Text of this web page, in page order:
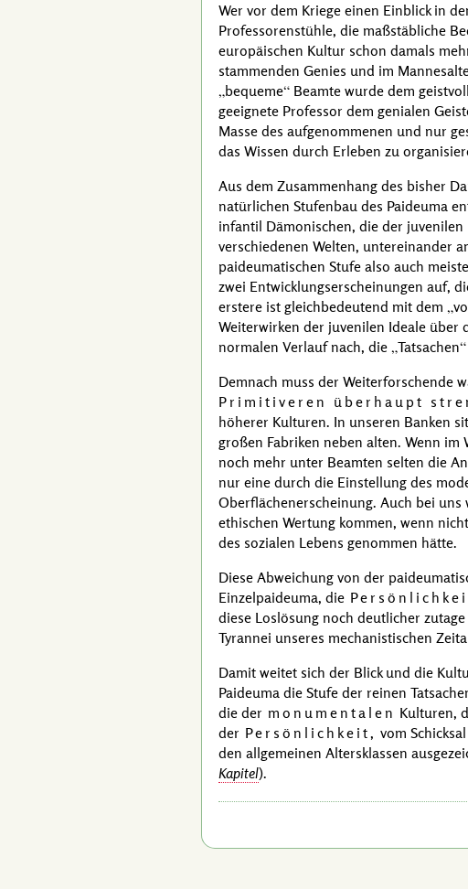
Wer vor dem Kriege einen Einblick in
Professorenstühle, die maßstäbliche
europäischen Kultur schon damals
stammenden Genies und im
bequeme Beamte wurde dem
geeignete Professor dem genialen
Masse des aufgenommenen und nur
das Wissen durch Erleben zu
Aus dem Zusammenhang des bisher
natürlichen Stufenbau des Paideuma
infantil Dämonischen, die der
verschiedenen Welten, untereinander
paideumatischen Stufe also auch
zwei Entwicklungserscheinungen auf,
erstere ist gleichbedeutend mit dem
Weiterwirken der juvenilen Ideale über
normalen Verlauf nach, die Tatsachen
Demnach muss der Weiterforschende
Primitiveren überhaupt
höherer Kulturen. In unseren Banken
großen Fabriken neben alten. Wenn
noch mehr unter Beamten selten die
nur eine durch die Einstellung des
Oberflächenerscheinung. Auch bei
ethischen Wertung kommen, wenn
des sozialen Lebens genommen hätte.
Diese Abweichung von der
Einzelpaideuma, die
diese Loslösung noch deutlicher
Tyrannei unseres mechanistischen
Damit weitet sich der Blick und die
Paideuma die Stufe der reinen
die der monumentalen Kulturen,
der Persönlichkeit, vom
den allgemeinen Altersklassen
Kapitel).